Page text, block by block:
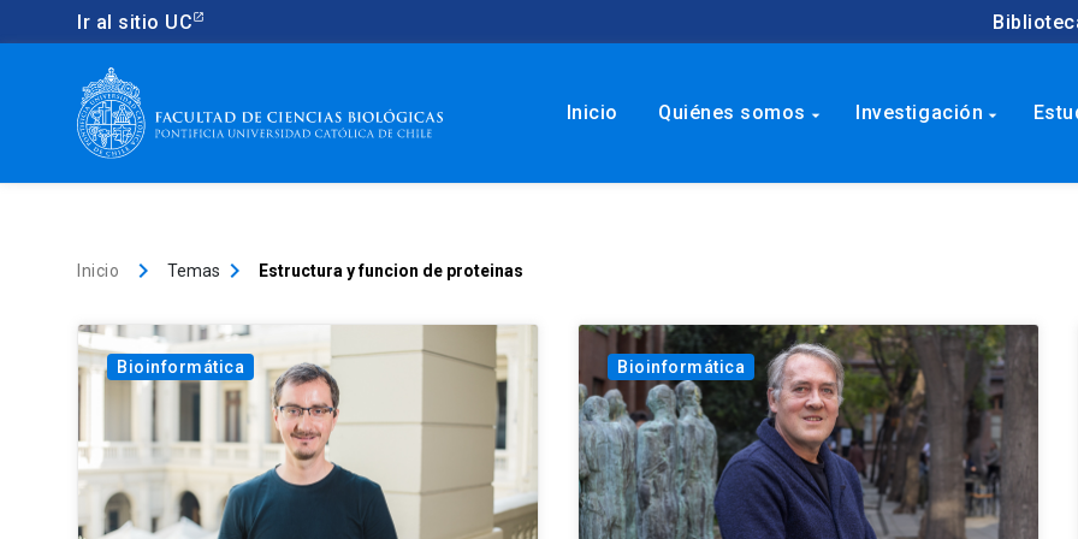
Ir al sitio UC
Inicio Quiénes somos arrow_drop_down Investigación arrow_drop_down
Inicio keyboard_arrow_right Temas keyboard_arrow_right Estructura y funcion de proteinas
Bioinformática Bioinformática